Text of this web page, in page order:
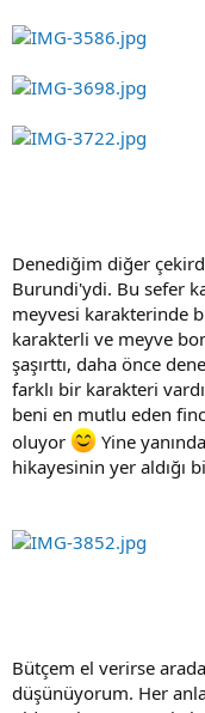
Denediğim diğer
Burundi'ydi. Bu sefer
meyvesi karakterinde
karakterli ve meyve
şaşırttı, daha önce
farklı bir karakteri
beni en mutlu eden
oluyor
Yine
hikayesinin yer aldığı
Bütçem el verirse
düşünüyorum. Her